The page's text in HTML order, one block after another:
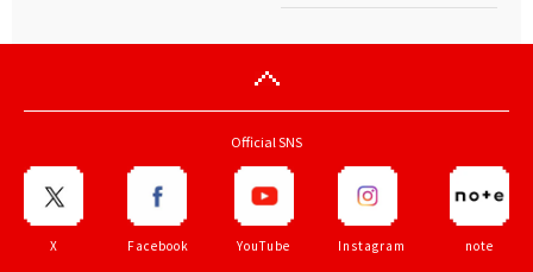
Official SNS
X Facebook YouTube Instagram note